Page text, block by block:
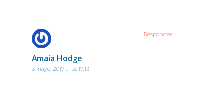
Amaia Hodge
3 mayo, 2017 a las 17:13
Responder